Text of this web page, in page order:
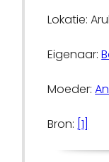
Lokatie:
Eigenaar:
Moeder:
Bron: [1]